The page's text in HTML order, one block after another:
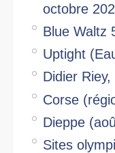
octobre
Blue Waltz
Uptight
Didier
Corse
Dieppe
Sites